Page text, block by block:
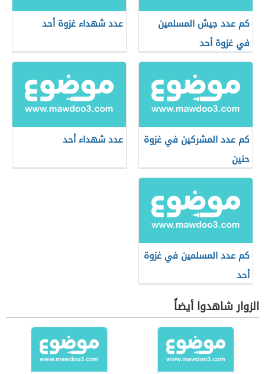
كم عدد جيش المسلمين
في غزوة أحد
عدد شهداء غزوة أحد
كم عدد المشركين في غزوة
حنين
عدد شهداء أحد
كم عدد المسلمين في غزوة
أحد
الزوار شاهدوا أيضاً